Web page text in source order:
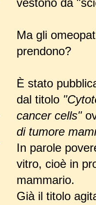
vestono da
Ma gli
prendono?
È stato
dal titolo
cancer cells"
di tumore
In parole
vitro, cioè in
mammario.
Già il titolo